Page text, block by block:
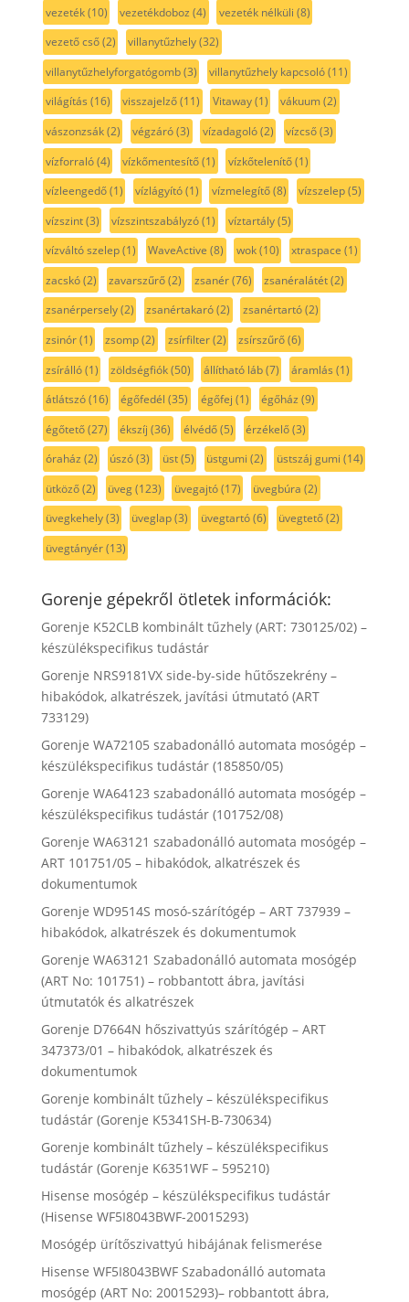
vezeték(10) vezetékdoboz (4) vezeték nélküli (8)
vezető cső(2) villanytűzhely(32)
villanytűzhelyforgatógomb(3) villanytűzhely kapcsoló(11)
világítás (16) visszajelző(11) Vitaway(1) vákuum(2)
vászonzsák(2) végzáró(3) vízadagoló(2) vízcső(3)
vízforraló(4) vízkőmentesítő(1) vízkőtelenítő(1)
vízleengedő(1) vízlágyító(1) vízmelegítő(8) vízszelep(5)
vízszint(3) vízszintszabályzó(1) víztartály(5)
vízváltó szelep(1) WaveActive (8) wok(10) xtraspace (1)
zacskó(2) zavarszűrő(2) zsanér(76) zsanéralátét(2)
zsanérpersely(2) zsanértakaró(2) zsanértartó(2)
zsinór(1) zsomp(2) zsírfilter(2) zsírszűrő(6)
zsírálló(1) zöldségfiók(50) állítható láb(7) áramlás (1)
átlátszó(16) égőfedél (35) égőfej (1) égőház (9)
égőtető(27) ékszíj (36) élvédő(5) érzékelő(3)
óraház (2) úszó(3) üst(5) üstgumi (2) üstszáj gumi (14)
ütköző(2) üveg(123) üvegajtó(17) üvegbúra (2)
üvegkehely(3) üveglap(3) üvegtartó(6) üvegtető(2)
üvegtányér(13)
Gorenje gépekről ötletek információk:
Gorenje K52CLB kombinált tűzhely (ART: 730125/02) –
készülékspecifikus tudástár
Gorenje NRS9181VX side-by-side hűtőszekrény –
hibakódok, alkatrészek, javítási útmutató (ART
733129)
Gorenje WA72105 szabadonálló automata mosógép –
készülékspecifikus tudástár (185850/05)
Gorenje WA64123 szabadonálló automata mosógép –
készülékspecifikus tudástár (101752/08)
Gorenje WA63121 szabadonálló automata mosógép –
ART 101751/05 – hibakódok, alkatrészek és
dokumentumok
Gorenje WD9514S mosó-szárítógép – ART 737939 –
hibakódok, alkatrészek és dokumentumok
Gorenje WA63121 Szabadonálló automata mosógép
(ART No: 101751) – robbantott ábra, javítási
útmutatók és alkatrészek
Gorenje D7664N hőszivattyús szárítógép – ART
347373/01 – hibakódok, alkatrészek és
dokumentumok
Gorenje kombinált tűzhely – készülékspecifikus
tudástár (Gorenje K5341SH-B-730634)
Gorenje kombinált tűzhely – készülékspecifikus
tudástár (Gorenje K6351WF – 595210)
Hisense mosógép – készülékspecifikus tudástár
(Hisense WF5I8043BWF-20015293)
Mosógép ürítőszivattyú hibájának felismerése
Hisense WF5I8043BWF Szabadonálló automata
mosógép (ART No: 20015293)– robbantott ábra,